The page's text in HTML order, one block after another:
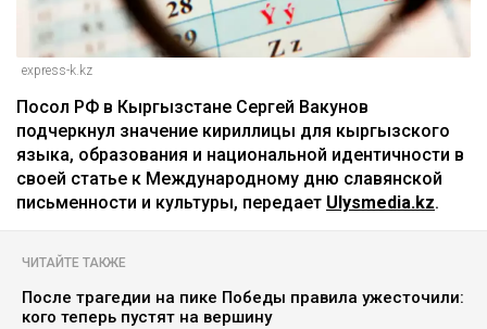
express-k.kz
Посол РФ в Кыргызстане Сергей Вакунов
подчеркнул значение кириллицы для кыргызского
языка, образования и национальной идентичности в
своей статье к Международному дню славянской
письменности и культуры, передает Ulysmedia.kz.
ЧИТАЙТЕ ТАКЖЕ
После трагедии на пике Победы правила ужесточили:
кого теперь пустят на вершину